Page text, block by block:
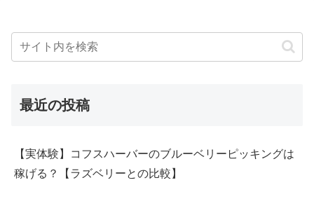
最近の投稿
【実体験】コフスハーバーのブルーベリーピッキングは
稼げる？【ラズベリーとの比較】